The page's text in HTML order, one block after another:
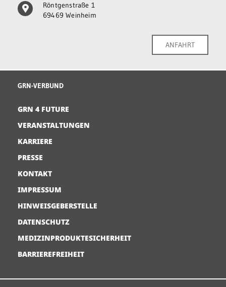
Röntgenstraße 1
69469 Weinheim
ANFAHRT
GRN-VERBUND
GRN 4 FUTURE
VERANSTALTUNGEN
KARRIERE
PRESSE
KONTAKT
IMPRESSUM
HINWEISGEBERSTELLE
DATENSCHUTZ
MEDIZINPRODUKTESICHERHEIT
BARRIEREFREIHEIT